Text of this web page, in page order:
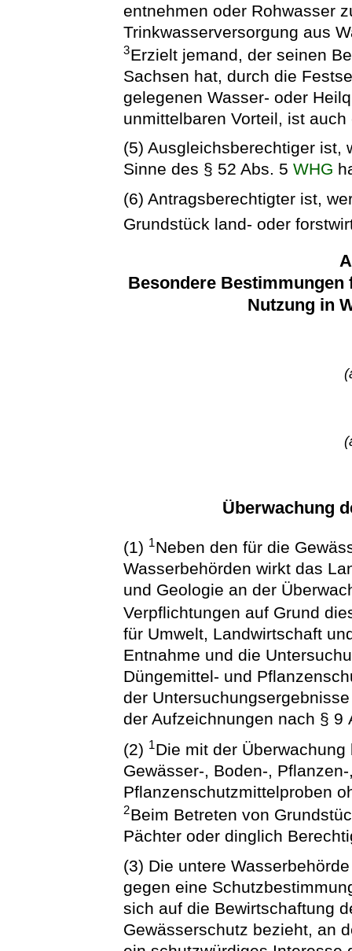
entnehmen oder Rohwasser
Trinkwasserversorgung aus
3Erzielt jemand, der seinen
Sachsen hat, durch die
gelegenen Wasser- oder
unmittelbaren Vorteil, ist
(5) Ausgleichsberechtiger ist,
Sinne des § 52 Abs. 5WHG
(6) Antragsberechtigter ist,
Grundstück land- oder
Besondere
Nutzung in
Überwachung
(1) 1Neben den für die
Wasserbehörden wirkt das
und Geologie an der
Verpflichtungen auf Grund
für Umwelt, Landwirtschaft
Entnahme und die
Düngemittel- und
der
der Aufzeichnungen nach § 9
(2) 1Die mit der
Gewässer-, Boden-,
Pflanzenschutzmittelproben
2Beim Betreten von
Pächter oder dinglich
(3) Die untere
gegen eine
sich auf die Bewirtschaftung
Gewässerschutz bezieht, an